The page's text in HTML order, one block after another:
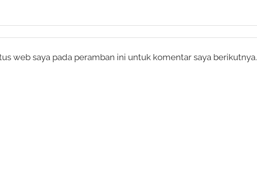
web saya pada peramban ini untuk komentar saya berikutnya.